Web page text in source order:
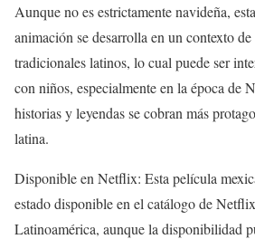
Aunque no es estrictamente navideña,
animación se desarrolla en un contexto
tradicionales latinos, lo cual puede ser
con niños, especialmente en la época de
historias y leyendas se cobran más
latina.
Disponible en Netflix: Esta película
estado disponible en el catálogo de
Latinoamérica, aunque la disponibilidad